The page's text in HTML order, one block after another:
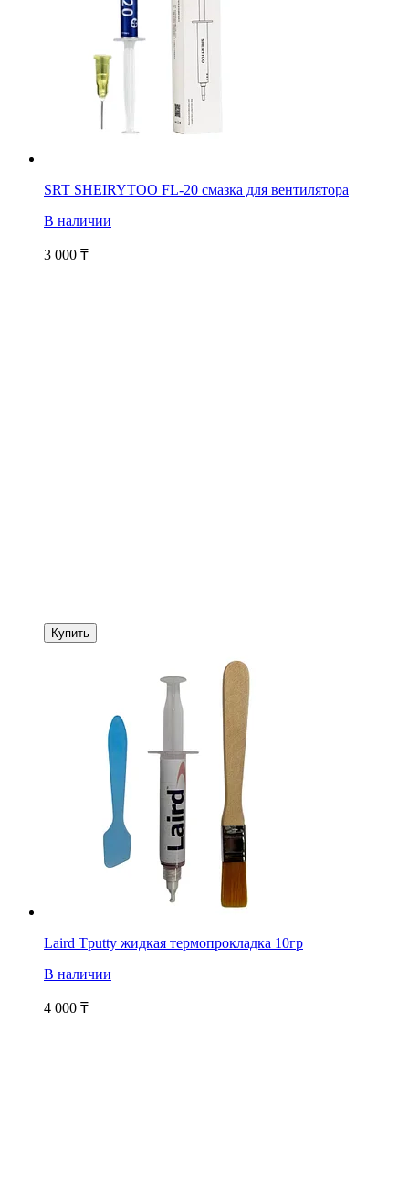
SRT SHEIRYTOO FL-20 смазка для вентилятора
В наличии
3 000 ₸
Купить
Laird Tputty жидкая термопрокладка 10гр
В наличии
4 000 ₸